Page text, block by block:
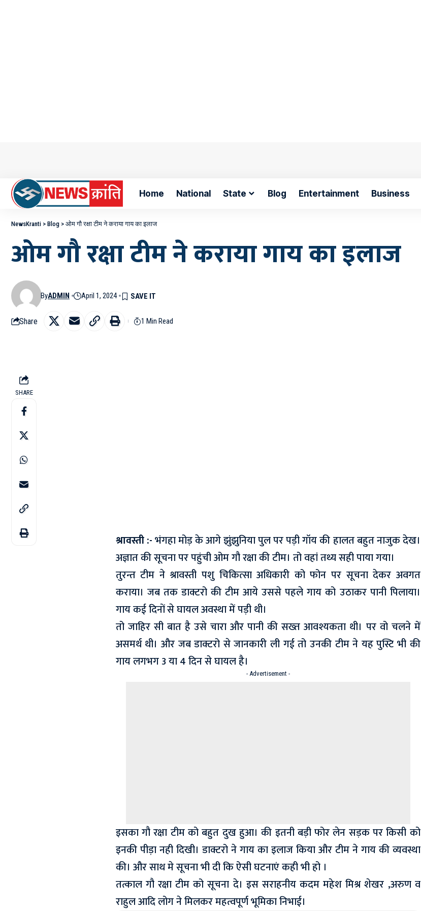
Home National State Blog Entertainment Business
NewsKranti > Blog > ओम गौ रक्षा टीम ने कराया गाय का इलाज
ओम गौ रक्षा टीम ने कराया गाय का इलाज
ByADMIN April 1, 2024
Share 1 Min Read
SHARE
श्रावस्ती :-भंगहा मोड़ के आगे झुंझुनिया पुल पर पड़ी गॉय की हालत बहुत नाजुक देख।
अज्ञात की सूचना पर पहुंची ओम गौ रक्षा की टीम। तो वहां तथ्य सही पाया गया।
तुरन्त टीम ने श्रावस्ती पशु चिकित्सा अधिकारी को फोन पर सूचना देकर अवगत
कराया। जब तक डाक्टरो की टीम आये उससे पहले गाय को उठाकर पानी पिलाया।
गाय कई दिनों से घायल अवस्था में पड़ी थी।
तो जाहिर सी बात है उसे चारा और पानी की सख्त आवश्यकता थी। पर वो चलने में
असमर्थ थी। और जब डाक्टरो से जानकारी ली गई तो उनकी टीम ने यह पुस्टि भी की
गाय लगभग 3 या 4 दिन से घायल है।
- Advertisement -
इसका गौ रक्षा टीम को बहुत दुख हुआ। की इतनी बड़ी फोर लेन सड़क पर किसी को
इनकी पीड़ा नही दिखी। डाक्टरो ने गाय का इलाज किया और टीम ने गाय की व्यवस्था
की। और साथ मे सूचना भी दी कि ऐसी घटनाएं कही भी हो ।
तत्काल गौ रक्षा टीम को सूचना दे। इस सराहनीय कदम महेश मिश्र शेखर ,अरुण व
राहुल आदि लोग ने मिलकर महत्वपूर्ण भूमिका निभाई।